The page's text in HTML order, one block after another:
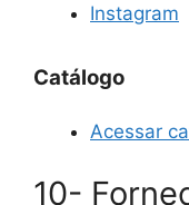
Instagram
Catálogo
Acessar
10-